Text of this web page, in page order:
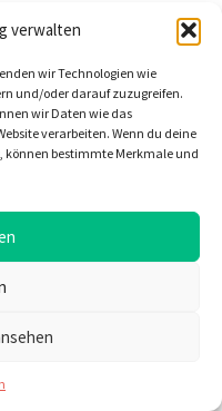
verwalten
wir Technologien wie
und/oder darauf zuzugreifen.
wir Daten wie das
verarbeiten. Wenn du deine
bestimmte Merkmale und
looking for.
BY